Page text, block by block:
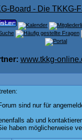
www.tkkg-
sind nur für
ab und
haben möglicherweise